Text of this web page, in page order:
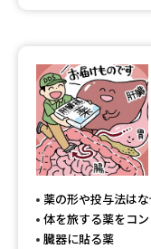
お支払いサイト
特定商取引表記
薬の形や投与法は
体を旅する薬をコ
臓器に貼る薬